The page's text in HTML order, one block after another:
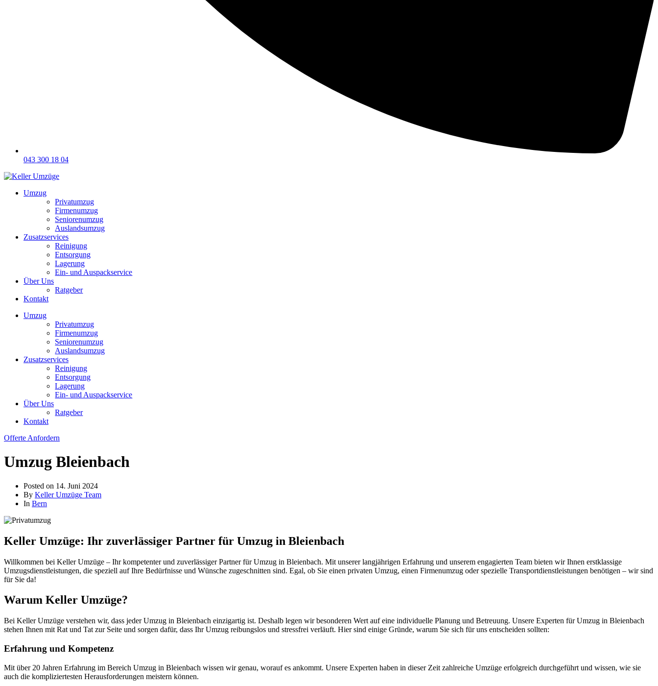
043 300 18 04
Umzug
Privatumzug
Firmenumzug
Seniorenumzug
Auslandsumzug
Zusatzservices
Reinigung
Entsorgung
Lagerung
Ein- und Auspackservice
Über Uns
Ratgeber
Kontakt
Umzug
Privatumzug
Firmenumzug
Seniorenumzug
Auslandsumzug
Zusatzservices
Reinigung
Entsorgung
Lagerung
Ein- und Auspackservice
Über Uns
Ratgeber
Kontakt
Offerte Anfordern
Umzug Bleienbach
Posted on 14. Juni 2024
By Keller Umzüge Team
In Bern
Keller Umzüge: Ihr zuverlässiger Partner für Umzug in Bleienbach
Willkommen bei Keller Umzüge – Ihr kompetenter und zuverlässiger Partner für Umzug in Bleienbach. Mit unserer langjährigen Erfahrung und unserem engagierten Team bieten wir Ihnen erstklassige
Umzugsdienstleistungen, die speziell auf Ihre Bedürfnisse und Wünsche zugeschnitten sind. Egal, ob Sie einen privaten Umzug, einen Firmenumzug oder spezielle Transportdienstleistungen benötigen – wir sind
für Sie da!
Warum Keller Umzüge?
Bei Keller Umzüge verstehen wir, dass jeder Umzug in Bleienbach einzigartig ist. Deshalb legen wir besonderen Wert auf eine individuelle Planung und Betreuung. Unsere Experten für Umzug in Bleienbach
stehen Ihnen mit Rat und Tat zur Seite und sorgen dafür, dass Ihr Umzug reibungslos und stressfrei verläuft. Hier sind einige Gründe, warum Sie sich für uns entscheiden sollten:
Erfahrung und Kompetenz
Mit über 20 Jahren Erfahrung im Bereich Umzug in Bleienbach wissen wir genau, worauf es ankommt. Unsere Experten haben in dieser Zeit zahlreiche Umzüge erfolgreich durchgeführt und wissen, wie sie
auch die kompliziertesten Herausforderungen meistern können.